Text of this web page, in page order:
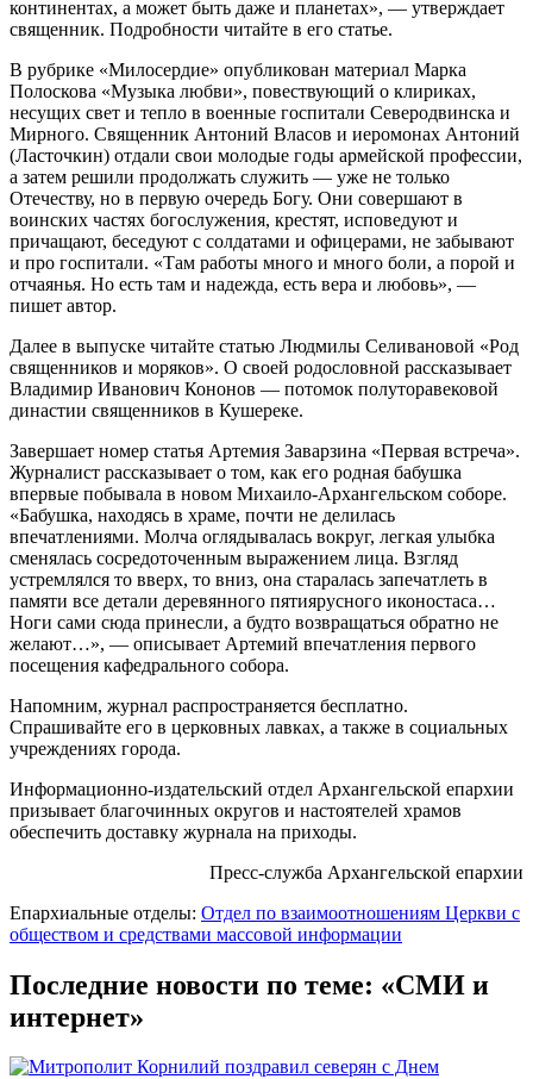
континентах, а может быть даже и планетах», — утверждает
священник. Подробности читайте в его статье.
В рубрике «Милосердие» опубликован материал Марка
Полоскова «Музыка любви», повествующий о клириках,
несущих свет и тепло в военные госпитали Северодвинска и
Мирного. Священник Антоний Власов и иеромонах Антоний
(Ласточкин) отдали свои молодые годы армейской профессии,
а затем решили продолжать служить — уже не только
Отечеству, но в первую очередь Богу. Они совершают в
воинских частях богослужения, крестят, исповедуют и
причащают, беседуют с солдатами и офицерами, не забывают
и про госпитали. «Там работы много и много боли, а порой и
отчаянья. Но есть там и надежда, есть вера и любовь», —
пишет автор.
Далее в выпуске читайте статью Людмилы Селивановой «Род
священников и моряков». О своей родословной рассказывает
Владимир Иванович Кононов — потомок полуторавековой
династии священников в Кушереке.
Завершает номер статья Артемия Заварзина «Первая встреча».
Журналист рассказывает о том, как его родная бабушка
впервые побывала в новом Михаило-Архангельском соборе.
«Бабушка, находясь в храме, почти не делилась
впечатлениями. Молча оглядывалась вокруг, легкая улыбка
сменялась сосредоточенным выражением лица. Взгляд
устремлялся то вверх, то вниз, она старалась запечатлеть в
памяти все детали деревянного пятиярусного иконостаса…
Ноги сами сюда принесли, а будто возвращаться обратно не
желают…», — описывает Артемий впечатления первого
посещения кафедрального собора.
Напомним, журнал распространяется бесплатно.
Спрашивайте его в церковных лавках, а также в социальных
учреждениях города.
Информационно-издательский отдел Архангельской епархии
призывает благочинных округов и настоятелей храмов
обеспечить доставку журнала на приходы.
Пресс-служба Архангельской епархии
Епархиальные отделы: Отдел по взаимоотношениям Церкви с
обществом и средствами массовой информации
Последние новости по теме: «СМИ и
интернет»